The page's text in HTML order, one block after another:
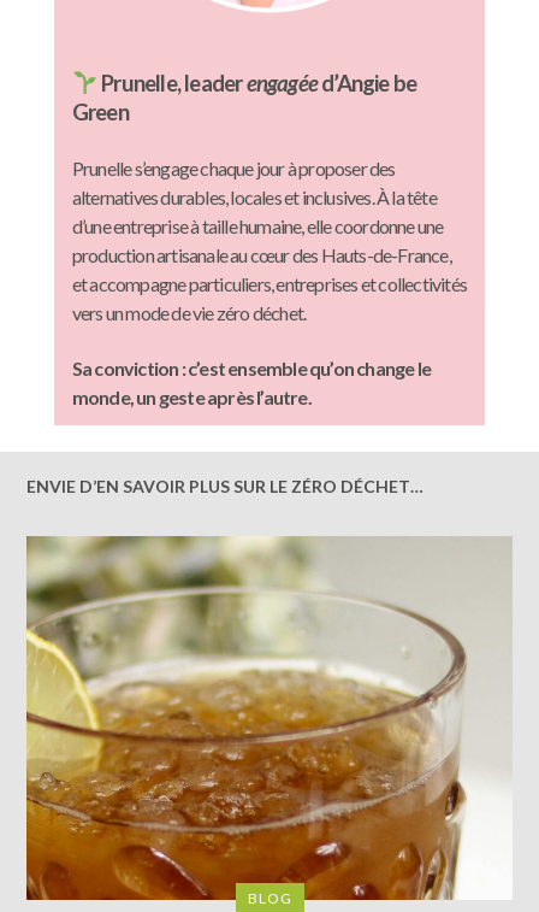
Prunelle, leaderengagéed’Angie be
Green
Prunelle s’engage chaque jour à proposer des
alternatives durables, locales et inclusives. À la tête
d’une entreprise à taille humaine, elle coordonne une
production artisanale au cœur des Hauts-de-France,
et accompagne particuliers, entreprises et collectivités
vers un mode de vie zéro déchet.
Sa conviction : c’est ensemble qu’on change le
monde, un geste après l’autre.
ENVIE D’EN SAVOIR PLUS SUR LE ZÉRO DÉCHET…
BLOG